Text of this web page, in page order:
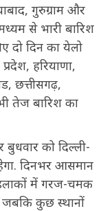
गुरुग्राम और
से भारी बारिश
दो दिन का येलो
हरियाणा,
छत्तीसगढ़,
तेज बारिश का
को दिल्ली-
दिनभर आसमान
में गरज-चमक
कुछ स्थानों